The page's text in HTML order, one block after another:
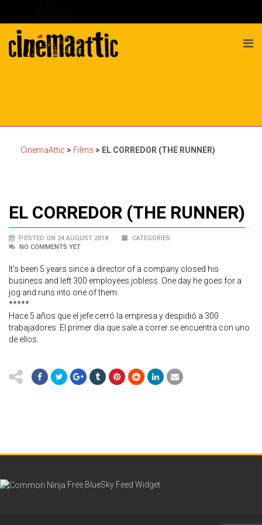
CinemaAttic > Films > EL CORREDOR (THE RUNNER)
EL CORREDOR (THE RUNNER)
POSTED ON 24 AUGUST 2018
CATEGORIES:
NO COMMENTS YET
It’s been 5 years since a director of a company closed his
business and left 300 employees jobless. One day he goes for a
jog and runs into one of them.
*****
Hace 5 años que el jefe cerró la empresa y despidió a 300
trabajadores. El primer día que sale a correr se encuentra con uno
de ellos.
Free BlueSky Feed Widget